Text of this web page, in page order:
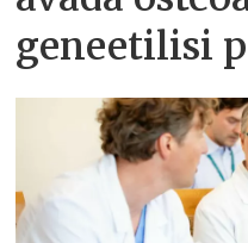
geneetilisi